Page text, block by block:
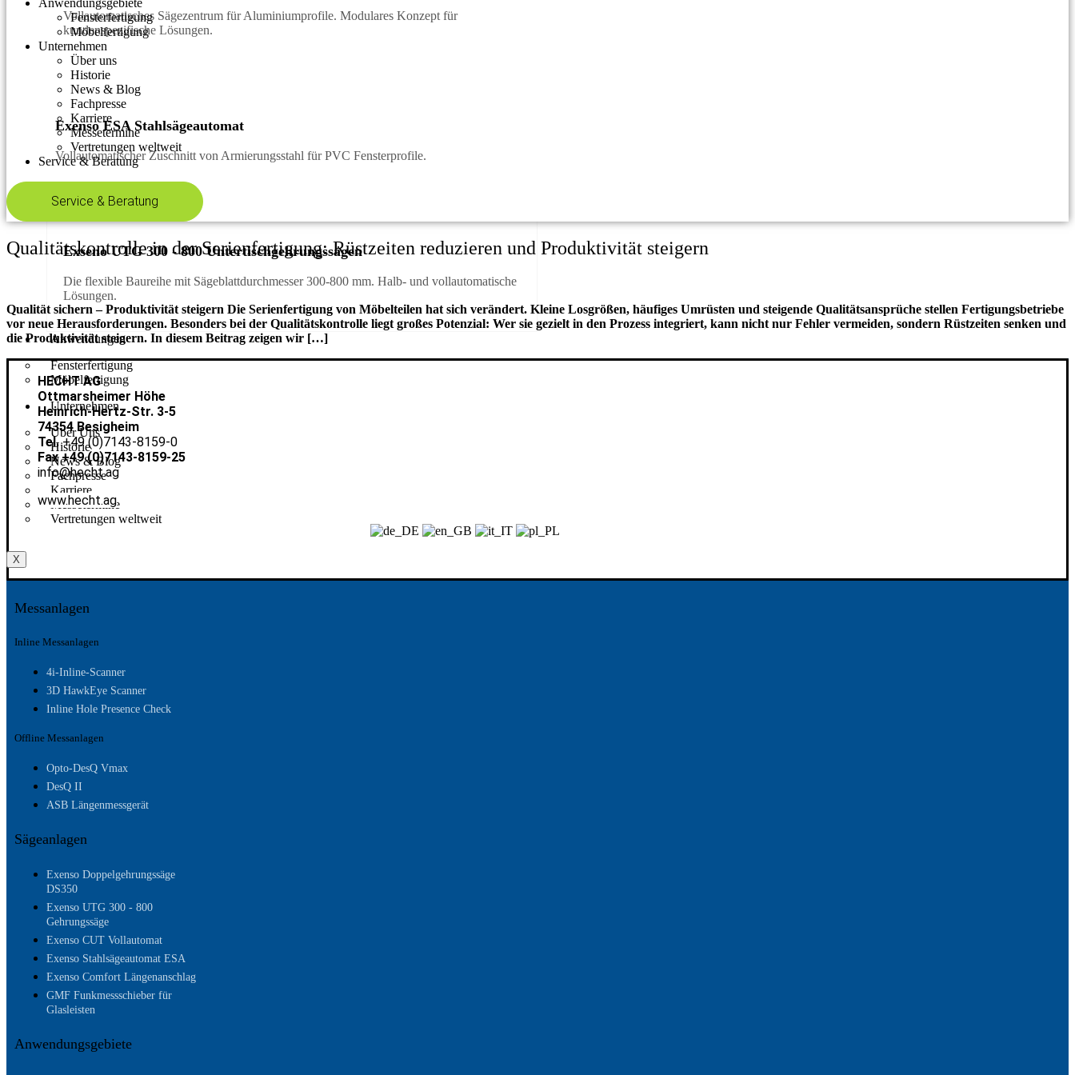
Vollautomatisches Sägezentrum für Aluminiumprofile. Modulares Konzept für
kundenspezifische Lösungen.
Exenso ESA Stahlsägeautomat
Vollautomatischer Zuschnitt von Armierungsstahl für PVC Fensterprofile.
Exseno UTG 300 - 800 Untertischgehrungssägen
Die flexible Baureihe mit Sägeblattdurchmesser 300-800 mm. Halb- und vollautomatische
Lösungen.
Anwendungen
Fensterfertigung
Möbelfertigung
Unternehmen
Über Uns
Historie
News & Blog
Fachpresse
Karriere
Messetermine
Vertretungen weltweit
X
Anwendungsgebiete
Fensterfertigung
Möbelfertigung
Unternehmen
Über uns
Historie
News & Blog
Fachpresse
Karriere
Messetermine
Vertretungen weltweit
Service & Beratung
Service & Beratung
Qualitätskontrolle in der Serienfertigung: Rüstzeiten reduzieren und Produktivität steigern
Qualität sichern – Produktivität steigern Die Serienfertigung von Möbelteilen hat sich verändert. Kleine Losgrößen, häufiges Umrüsten und steigende Qualitätsansprüche stellen Fertigungsbetriebe
vor neue Herausforderungen. Besonders bei der Qualitätskontrolle liegt großes Potenzial: Wer sie gezielt in den Prozess integriert, kann nicht nur Fehler vermeiden, sondern Rüstzeiten senken und
die Produktivität steigern. In diesem Beitrag zeigen wir […]
HECHT AG
Ottmarsheimer Höhe
Heinrich-Hertz-Str. 3-5
74354 Besigheim
Tel.+49 (0)7143-8159-0
Fax +49 (0)7143-8159-25
info@hecht.ag
www.hecht.ag
Messanlagen
Inline Messanlagen
4i-Inline-Scanner
3D HawkEye Scanner
Inline Hole Presence Check
Offline Messanlagen
Opto-DesQ Vmax
DesQ II
ASB Längenmessgerät
Sägeanlagen
Exenso Doppelgehrungssäge
DS350
Exenso UTG 300 - 800
Gehrungssäge
Exenso CUT Vollautomat
Exenso Stahlsägeautomat ESA
Exenso Comfort Längenanschlag
GMF Funkmessschieber für
Glasleisten
Anwendungsgebiete